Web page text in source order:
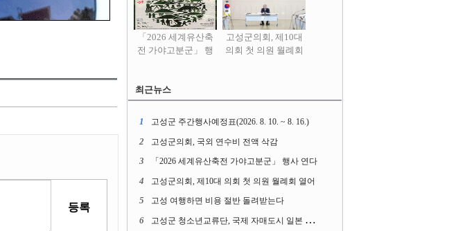
「2026 세계유산축
전 가야고분군」 행
고성군의회, 제10대
의회 첫 의원 월례회
최근뉴스
1 고성군 주간행사예정표(2026. 8. 10. ~ 8. 16.)
2 고성군의회, 국외 연수비 전액 삭감
3 「2026 세계유산축전 가야고분군」 행사 연다
4 고성군의회, 제10대 의회 첫 의원 월례회 열어
5 고성 여행하면 비용 절반 돌려받는다
6 고성군 청소년교류단, 국제 자매도시 일본 가사오카시 찾아